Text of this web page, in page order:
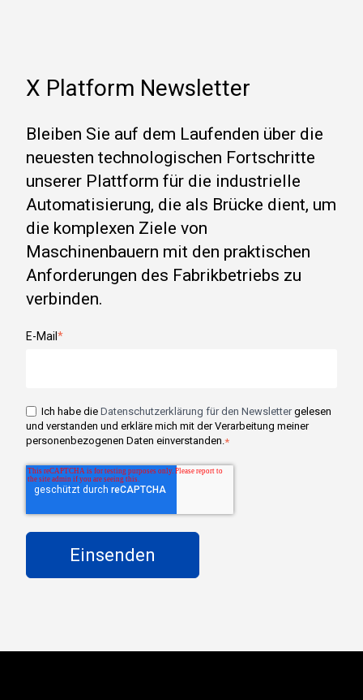
X Platform Newsletter
Bleiben Sie auf dem Laufenden über die
neuesten technologischen Fortschritte
unserer Plattform für die industrielle
Automatisierung, die als Brücke dient, um
die komplexen Ziele von
Maschinenbauern mit den praktischen
Anforderungen des Fabrikbetriebs zu
verbinden.
E-Mail *
Ich habe die Datenschutzerklärung für den Newslettergelesen
und verstanden und erkläre mich mit der Verarbeitung meiner
personenbezogenen Daten einverstanden. *